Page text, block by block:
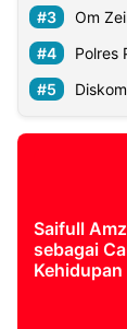
Om
Polres
Saifull
sebagai
Kehidupan